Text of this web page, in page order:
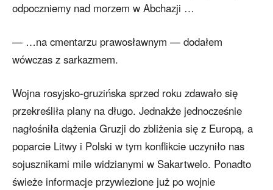
odpoczniemy nad morzem w Abchazji …
— …na cmentarzu prawosławnym — dodałem
wówczas z sarkazmem.
Wojna rosyjsko-gruzińska sprzed roku zdawało się
przekreśliła plany na długo. Jednakże jednocześnie
nagłośniła dążenia Gruzji do zbliżenia się z Europą, a
poparcie Litwy i Polski w tym konflikcie uczyniło nas
sojusznikami mile widzianymi w Sakartwelo. Ponadto
świeże informacje przywiezione już po wojnie